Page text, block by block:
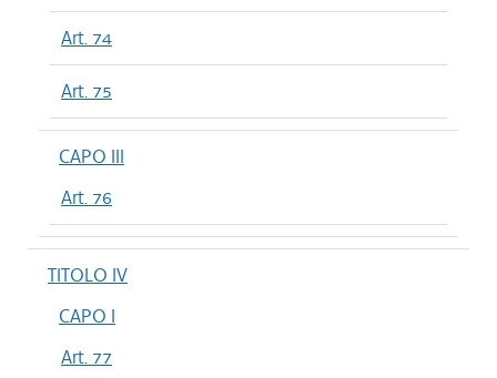
Art. 74
Art. 75
CAPO III
Art. 76
TITOLO IV
CAPO I
Art. 77